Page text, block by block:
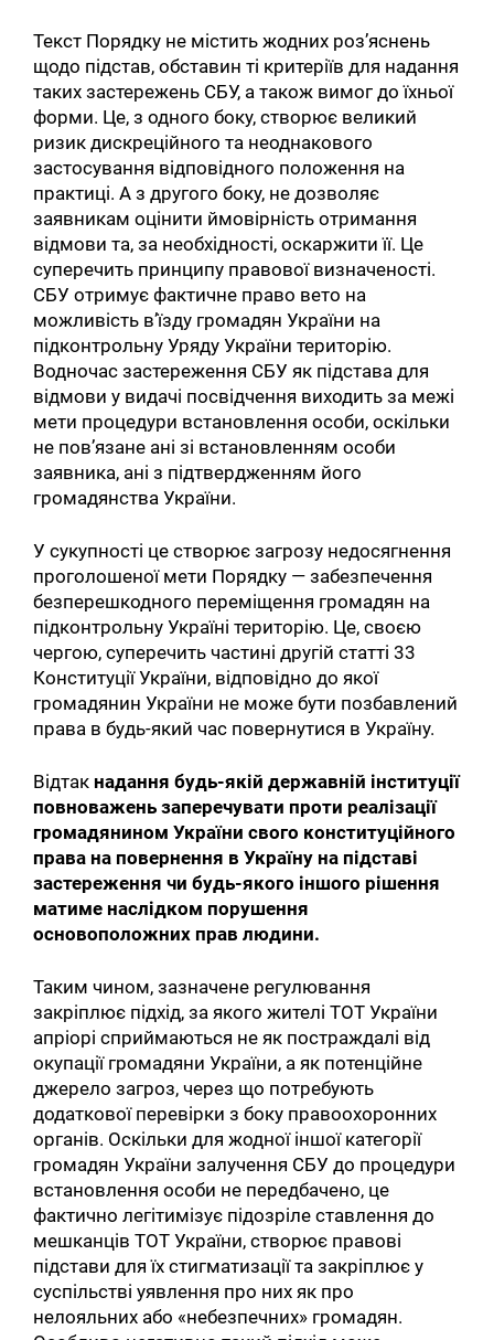
Текст Порядку не містить жодних роз’яснень
щодо підстав, обставин ті критеріїв для надання
таких застережень СБУ, а також вимог до їхньої
форми. Це, з одного боку, створює великий
ризик дискреційного та неоднакового
застосування відповідного положення на
практиці. А з другого боку, не дозволяє
заявникам оцінити ймовірність отримання
відмови та, за необхідності, оскаржити її. Це
суперечить принципу правової визначеності.
СБУ отримує фактичне право вето на
можливість в’їзду громадян України на
підконтрольну Уряду України територію.
Водночас застереження СБУ як підстава для
відмови у видачі посвідчення виходить за межі
мети процедури встановлення особи, оскільки
не пов’язане ані зі встановленням особи
заявника, ані з підтвердженням його
громадянства України.
У сукупності це створює загрозу недосягнення
проголошеної мети Порядку — забезпечення
безперешкодного переміщення громадян на
підконтрольну Україні територію. Це, своєю
чергою, суперечить частині другій статті 33
Конституції України, відповідно до якої
громадянин України не може бути позбавлений
права в будь-який час повернутися в Україну.
Відтак надання будь-якій державній інституції
повноважень заперечувати проти реалізації
громадянином України свого конституційного
права на повернення в Україну на підставі
застереження чи будь-якого іншого рішення
матиме наслідком порушення
основоположних прав людини.
Таким чином, зазначене регулювання
закріплює підхід, за якого жителі ТОТ України
апріорі сприймаються не як постраждалі від
окупації громадяни України, а як потенційне
джерело загроз, через що потребують
додаткової перевірки з боку правоохоронних
органів. Оскільки для жодної іншої категорії
громадян України залучення СБУ до процедури
встановлення особи не передбачено, це
фактично легітимізує підозріле ставлення до
мешканців ТОТ України, створює правові
підстави для їх стигматизації та закріплює у
суспільстві уявлення про них як про
нелояльних або «небезпечних» громадян.